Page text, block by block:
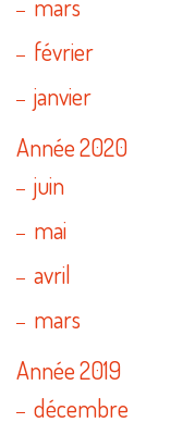
mars
février
janvier
Année 2020
juin
mai
avril
mars
Année 2019
décembre